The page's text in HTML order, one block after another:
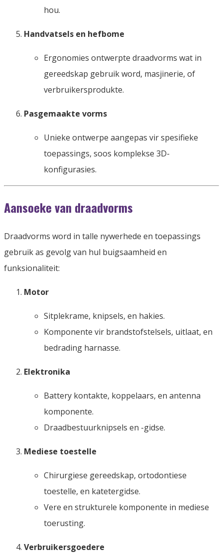
hou.
Handvatsels en hefbome
Ergonomies ontwerpte draadvorms wat in
gereedskap gebruik word, masjinerie, of
verbruikersprodukte.
Pasgemaakte vorms
Unieke ontwerpe aangepas vir spesifieke
toepassings, soos komplekse 3D-
konfigurasies.
Aansoeke van draadvorms
Draadvorms word in talle nywerhede en toepassings
gebruik as gevolg van hul buigsaamheid en
funksionaliteit:
Motor
Sitplekrame, knipsels, en hakies.
Komponente vir brandstofstelsels, uitlaat, en
bedrading harnasse.
Elektronika
Battery kontakte, koppelaars, en antenna
komponente.
Draadbestuurknipsels en -gidse.
Mediese toestelle
Chirurgiese gereedskap, ortodontiese
toestelle, en katetergidse.
Vere en strukturele komponente in mediese
toerusting.
Verbruikersgoedere